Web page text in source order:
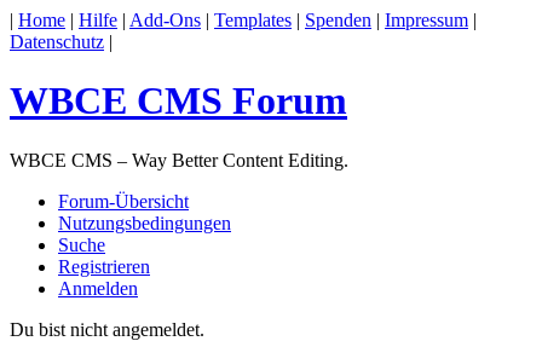
| Home | Hilfe | Add-Ons | Templates | Spenden | Impressum |
Datenschutz |
WBCE CMS Forum
WBCE CMS – Way Better Content Editing.
Forum-Übersicht
Nutzungsbedingungen
Suche
Registrieren
Anmelden
Du bist nicht angemeldet.